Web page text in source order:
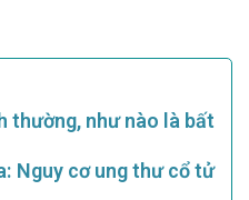
thường, như nào là bất
Nguy cơ ung thư cổ tử